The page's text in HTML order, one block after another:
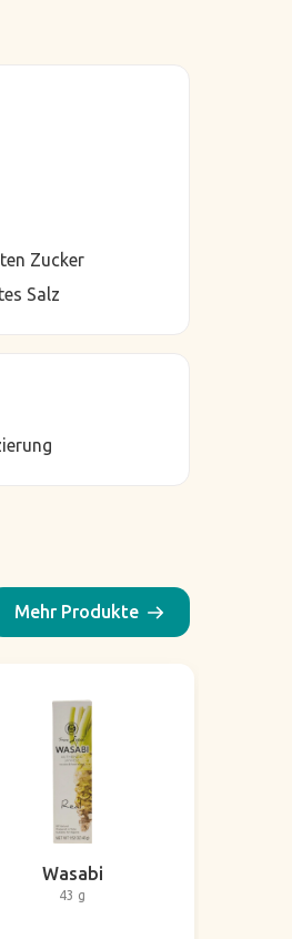
Zucker
Salz
Mehr Produkte
Wasabi
43 g